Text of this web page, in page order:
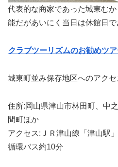
代表的な商家であった城東む
能だがあいにく当日は休館日で
クラブツーリズムのお勧めツア
城東町並み保存地区へのアク
住所:岡山県津山市林田町、中
間町ほか
アクセス:ＪＲ津山線「津山駅
循環バス約10分